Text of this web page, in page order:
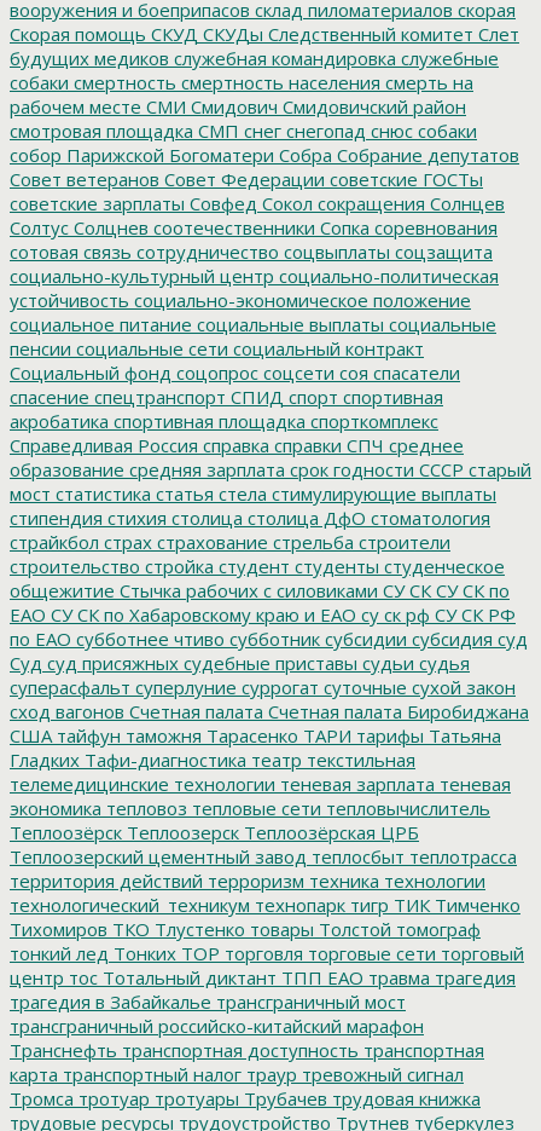
вооружения и боеприпасов склад пиломатериалов скорая
Скорая помощь СКУД СКУДы Следственный комитет Слет
будущих медиков служебная командировка служебные
собаки смертность смертность населения смерть на
рабочем месте СМИ Смидович Смидовичский район
смотровая площадка СМП снег снегопад снюс собаки
собор Парижской Богоматери Собра Собрание депутатов
Совет ветеранов Совет Федерации советские ГОСТы
советские зарплаты Совфед Сокол сокращения Солнцев
Солтус Солцнев соотечественники Сопка соревнования
сотовая связь сотрудничество соцвыплаты соцзащита
социально-культурный центр социально-политическая
устойчивость социально-экономическое положение
социальное питание социальные выплаты социальные
пенсии социальные сети социальный контракт
Социальный фонд соцопрос соцсети соя спасатели
спасение спецтранспорт СПИД спорт спортивная
акробатика спортивная площадка спорткомплекс
Справедливая Россия справка справки СПЧ среднее
образование средняя зарплата срок годности СССР старый
мост статистика статья стела стимулирующие выплаты
стипендия стихия столица столица ДфО стоматология
страйкбол страх страхование стрельба строители
строительство стройка студент студенты студенческое
общежитие Стычка рабочих с силовиками СУ СК СУ СК по
ЕАО СУ СК по Хабаровскому краю и ЕАО су ск рф СУ СК РФ
по ЕАО субботнее чтиво субботник субсидии субсидия суд
Суд суд присяжных судебные приставы судьи судья
суперасфальт суперлуние суррогат суточные сухой закон
сход вагонов Счетная палата Счетная палата Биробиджана
США тайфун таможня Тарасенко ТАРИ тарифы Татьяна
Гладких Тафи-диагностика театр текстильная
телемедицинские технологии теневая зарплата теневая
экономика тепловоз тепловые сети тепловычислитель
Теплоозёрск Теплоозерск Теплоозёрская ЦРБ
Теплоозерский цементный завод теплосбыт теплотрасса
территория действий терроризм техника технологии
технологический_техникум технопарк тигр ТИК Тимченко
Тихомиров ТКО Тлустенко товары Толстой томограф
тонкий лед Тонких ТОР торговля торговые сети торговый
центр тос Тотальный диктант ТПП ЕАО травма трагедия
трагедия в Забайкалье трансграничный мост
трансграничный российско-китайский марафон
Транснефть транспортная доступность транспортная
карта транспортный налог траур тревожный сигнал
Тромса тротуар тротуары Трубачев трудовая книжка
трудовые ресурсы трудоустройство Трутнев туберкулез